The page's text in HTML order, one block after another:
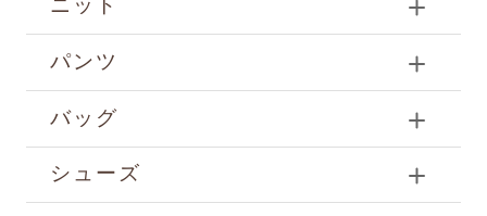
パンツ
バッグ
シューズ